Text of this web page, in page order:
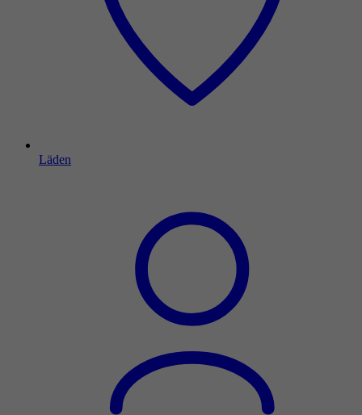
Läden